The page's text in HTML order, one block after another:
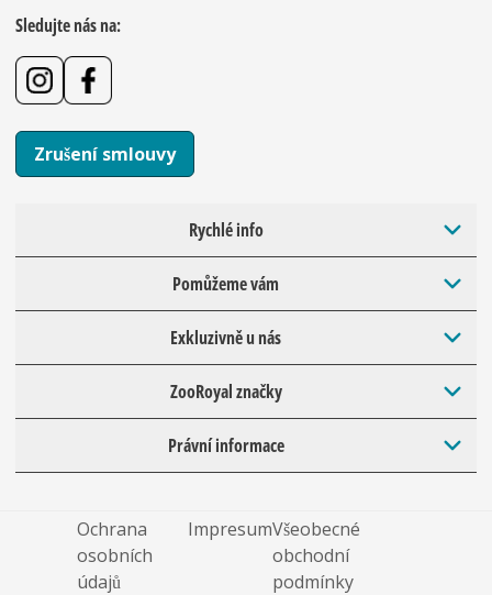
Sledujte nás na:
Zrušení smlouvy
Rychlé info
Pomůžeme vám
Exkluzivně u nás
ZooRoyal značky
Právní informace
Ochrana
osobních
údajů
ImpresumVšeobecné
obchodní
podmínky